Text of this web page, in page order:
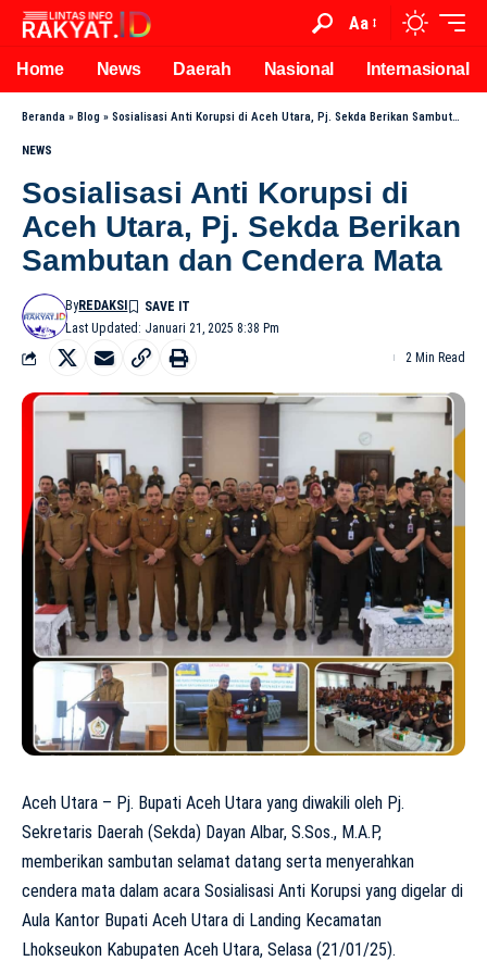
Aa
Home News Daerah Nasional Internasional
Beranda » Blog » Sosialisasi Anti Korupsi di Aceh Utara, Pj. Sekda Berikan Sambutan dan Cendera Mata
NEWS
Sosialisasi Anti Korupsi di
Aceh Utara, Pj. Sekda Berikan
Sambutan dan Cendera Mata
Last Updated: Januari 21, 2025 8:38 Pm
ByREDAKSI
2 Min Read
Aceh Utara – Pj. Bupati Aceh Utara yang diwakili oleh Pj.
Sekretaris Daerah (Sekda) Dayan Albar, S.Sos., M.A.P,
memberikan sambutan selamat datang serta menyerahkan
cendera mata dalam acara Sosialisasi Anti Korupsi yang digelar di
Aula Kantor Bupati Aceh Utara di Landing Kecamatan
Lhokseukon Kabupaten Aceh Utara, Selasa (21/01/25).